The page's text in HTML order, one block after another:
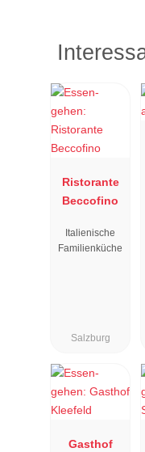
Ristorante
Beccofino
Italienische
Familienküche
Salzburg
Gasthof